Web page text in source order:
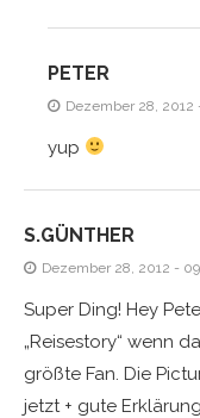
PETER
Dezember 28, 2012
yup
S.GÜNTHER
Dezember 28, 2012 -
Super Ding! Hey
„Reisestory“ wenn
größte Fan. Die
jetzt + gute